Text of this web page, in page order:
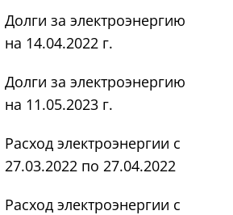
Долги за электроэнергию
на 14.04.2022 г.
Долги за электроэнергию
на 11.05.2023 г.
Расход электроэнергии с
27.03.2022 по 27.04.2022
Расход электроэнергии с